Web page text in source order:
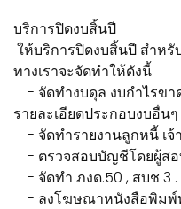
บริการปิดงบสิ้นปี
ให้บริการปิดงบสิ้นปี สำห
ทางเราจะจัดทำให้ดังนี้
- จัดทำงบดุล งบกำไรข
รายละเอียดประกอบงบอื่นๆ
- จัดทำรายงานลูกหนี้ เจ้
- ตรวจสอบบัญชีโดยผู้ส
- จัดทำ ภงด.50 , สบช 3
- ลงโฆษณาหนังสือพิมพ์